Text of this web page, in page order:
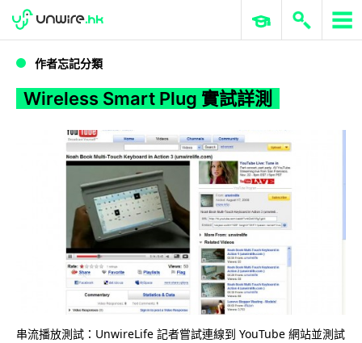
Wireless Smart Plug 實試詳測
WWDC 2026 ERP 與商業 AI
作者忘記分類
Wireless Smart Plug 實試詳測
串流播放測試：UnwireLife 記者嘗試連線到 YouTube 網站並測試